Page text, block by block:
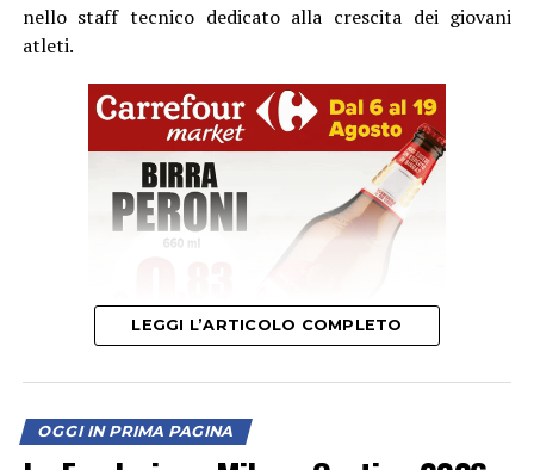
nello staff tecnico dedicato alla crescita dei giovani
atleti.
conosce profondamente e nel quale è cresciuto prima
come giocatore, poi come allenatore. Dopo aver mosso i
LEGGI L’ARTICOLO COMPLETO
OGGI IN PRIMA PAGINA